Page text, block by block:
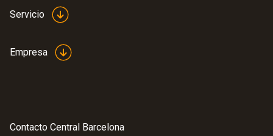
Servicio
Empresa
Contacto Central Barcelona